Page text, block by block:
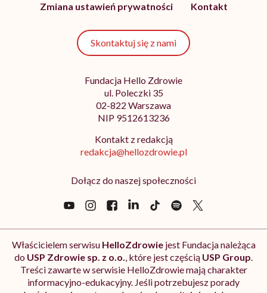
Zmiana ustawień prywatności
Kontakt
Skontaktuj się z nami
Fundacja Hello Zdrowie
ul. Poleczki 35
02-822 Warszawa
NIP 9512613236
Kontakt z redakcją
redakcja@hellozdrowie.pl
Dołącz do naszej społeczności
Właścicielem serwisu HelloZdrowiejest Fundacja należąca
do USP Zdrowie sp. z o.o., które jest częścią USP Group.
Treści zawarte w serwisie HelloZdrowie mają charakter
informacyjno-edukacyjny. Jeśli potrzebujesz porady